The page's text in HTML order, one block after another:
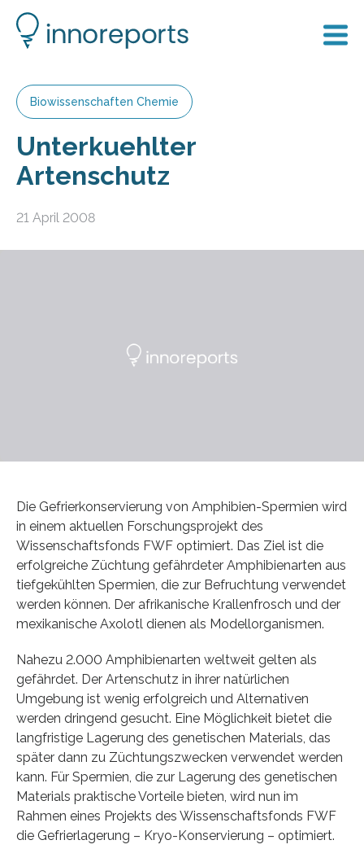
Biowissenschaften Chemie
Unterkuehlter
Artenschutz
21 April 2008
Die Gefrierkonservierung von Amphibien-Spermien wird
in einem aktuellen Forschungsprojekt des
Wissenschaftsfonds FWF optimiert. Das Ziel ist die
erfolgreiche Züchtung gefährdeter Amphibienarten aus
tiefgekühlten Spermien, die zur Befruchtung verwendet
werden können. Der afrikanische Krallenfrosch und der
mexikanische Axolotl dienen als Modellorganismen.
Nahezu 2.000 Amphibienarten weltweit gelten als
gefährdet. Der Artenschutz in ihrer natürlichen
Umgebung ist wenig erfolgreich und Alternativen
werden dringend gesucht. Eine Möglichkeit bietet die
langfristige Lagerung des genetischen Materials, das
später dann zu Züchtungszwecken verwendet werden
kann. Für Spermien, die zur Lagerung des genetischen
Materials praktische Vorteile bieten, wird nun im
Rahmen eines Projekts des Wissenschaftsfonds FWF
die Gefrierlagerung – Kryo-Konservierung – optimiert.